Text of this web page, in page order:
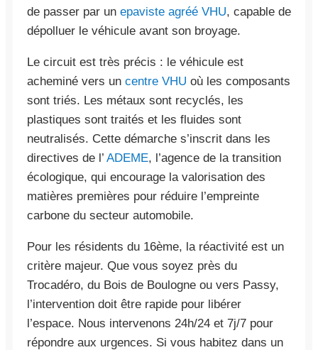
de passer par un epaviste agréé VHU, capable de
dépolluer le véhicule avant son broyage.
Le circuit est très précis : le véhicule est
acheminé vers un centre VHU où les composants
sont triés. Les métaux sont recyclés, les
plastiques sont traités et les fluides sont
neutralisés. Cette démarche s’inscrit dans les
directives de l’ ADEME, l’agence de la transition
écologique, qui encourage la valorisation des
matières premières pour réduire l’empreinte
carbone du secteur automobile.
Pour les résidents du 16ème, la réactivité est un
critère majeur. Que vous soyez près du
Trocadéro, du Bois de Boulogne ou vers Passy,
l’intervention doit être rapide pour libérer
l’espace. Nous intervenons 24h/24 et 7j/7 pour
répondre aux urgences. Si vous habitez dans un